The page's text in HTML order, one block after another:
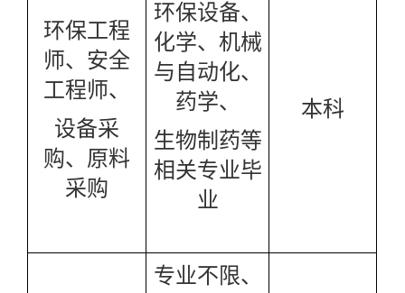
环保工程
师、安全
工程师、
设备采
购、原料
采购
环保设备、
化学、机械
与自动化、
药学、
生物制药等
相关专业毕
业
本科
专业不限、